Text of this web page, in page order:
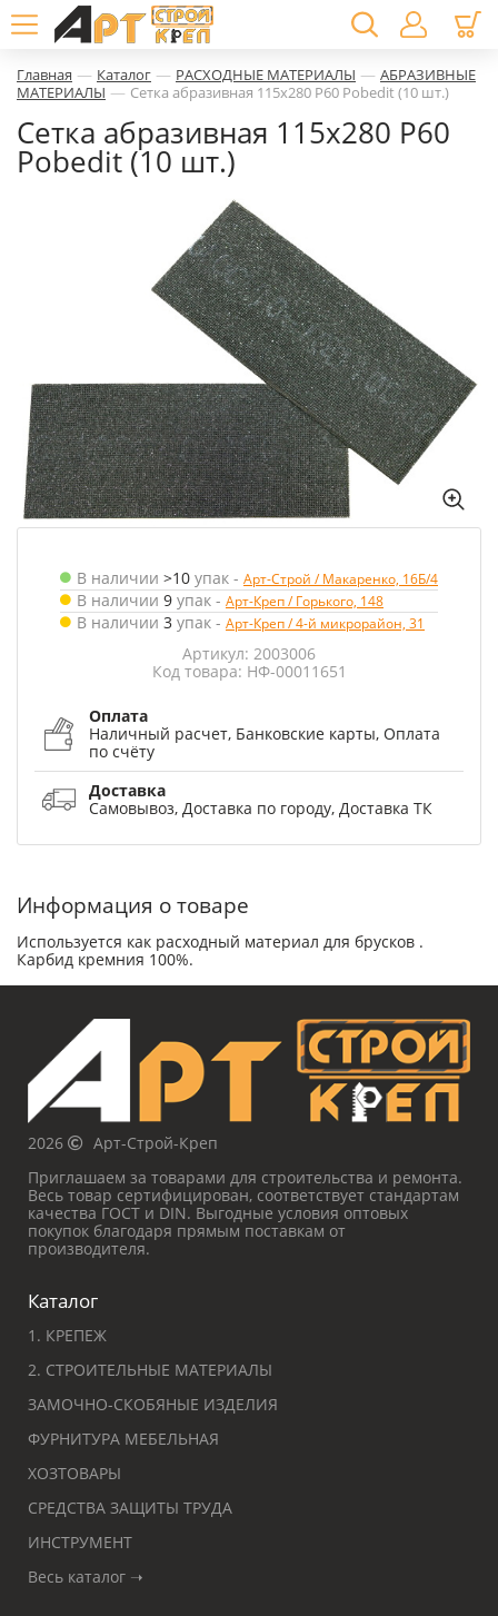
Главная — Каталог — РАСХОДНЫЕ МАТЕРИАЛЫ — АБРАЗИВНЫЕ
МАТЕРИАЛЫ — Сетка абразивная 115х280 Р60 Pobedit (10 шт.)
Сетка абразивная 115х280 Р60
Pobedit (10 шт.)
В наличии >10 упак - Арт-Строй / Макаренко, 16Б/4
В наличии 9 упак - Арт-Креп / Горького, 148
В наличии 3 упак - Арт-Креп / 4-й микрорайон, 31
Артикул: 2003006
Код товара: НФ-00011651
Оплата
Наличный расчет, Банковские карты, Оплата
по счёту
Доставка
Самовывоз, Доставка по городу, Доставка ТК
Информация о товаре
Используется как расходный материал для брусков .
Карбид кремния 100%.
2026
Арт-Строй-Креп
Приглашаем за товарами для строительства и ремонта.
Весь товар сертифицирован, соответствует стандартам
качества ГОСТ и DIN. Выгодные условия оптовых
покупок благодаря прямым поставкам от
производителя.
Каталог
1. КРЕПЕЖ
2. СТРОИТЕЛЬНЫЕ МАТЕРИАЛЫ
ЗАМОЧНО-СКОБЯНЫЕ ИЗДЕЛИЯ
ФУРНИТУРА МЕБЕЛЬНАЯ
ХОЗТОВАРЫ
СРЕДСТВА ЗАЩИТЫ ТРУДА
ИНСТРУМЕНТ
Весь каталог ➝